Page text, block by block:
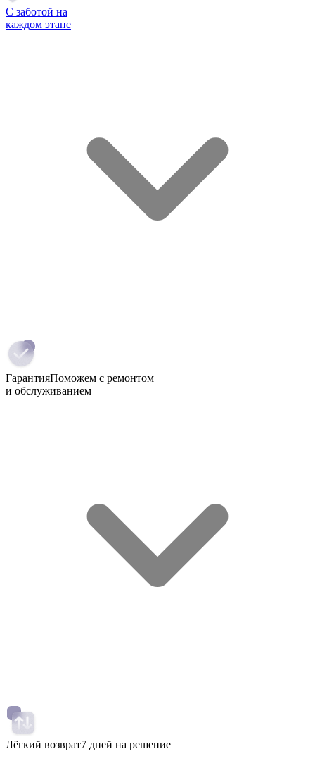
С заботой на
каждом этапе
ГарантияПоможем с ремонтом
и обслуживанием
Лёгкий возврат7 дней на решение